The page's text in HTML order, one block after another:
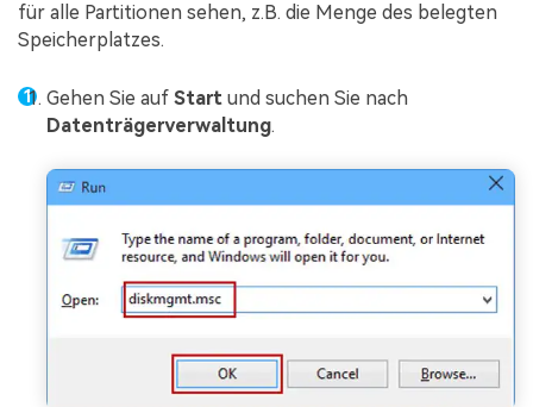
für alle Partitionen sehen, z.B. die Menge des belegten
Speicherplatzes.
Gehen Sie auf Start und suchen Sie nach
Datenträgerverwaltung.